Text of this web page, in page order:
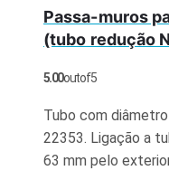
Passa-muros
(tubo redução
5.00out of 5
Tubo com
22353. Ligação a
63 mm pelo